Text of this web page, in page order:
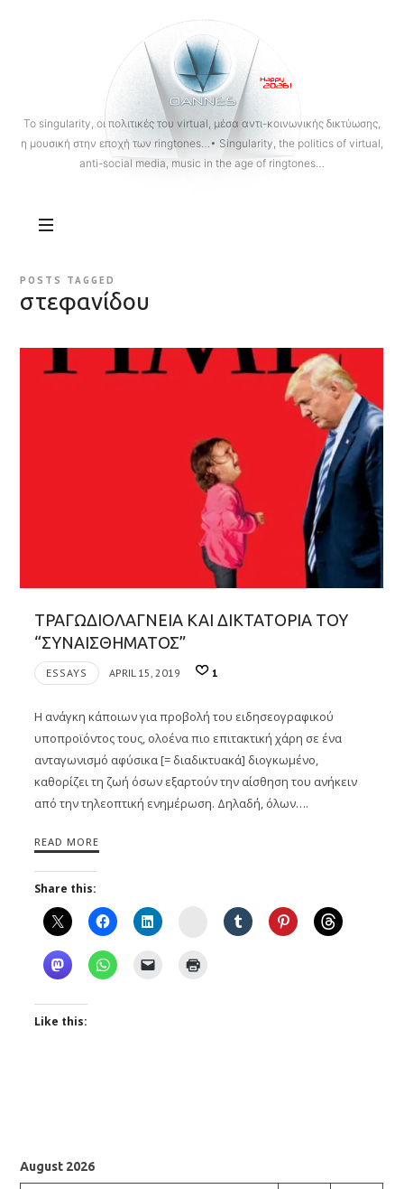
OANNES
To singularity, οι πολιτικές του virtual, μέσα αντι-κοινωνικής δικτύωσης,
η μουσική στην εποχή των ringtones…• Singularity, the politics of virtual,
anti-social media, music in the age of ringtones…
POSTS TAGGED
στεφανίδου
ΤΡΑΓΩΔΙΟΛΑΓΝΕΙΑ ΚΑΙ ΔΙΚΤΑΤΟΡΙΑ ΤΟΥ
“ΣΥΝΑΙΣΘΗΜΑΤΟΣ”
ESSAYS APRIL 15, 2019 1
Η ανάγκη κάποιων για προβολή του ειδησεογραφικού
υποπροϊόντος τους, ολοένα πιο επιτακτική χάρη σε ένα
ανταγωνισμό αφύσικα [= διαδικτυακά] διογκωμένο,
καθορίζει τη ζωή όσων εξαρτούν την αίσθηση του ανήκειν
από την τηλεοπτική ενημέρωση. Δηλαδή, όλων….
READ MORE
Share this:
Instagram
Like this:
August 2026